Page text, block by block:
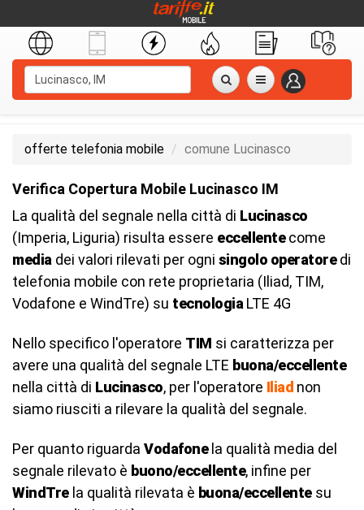
offerte telefonia mobile comune Lucinasco
Verifica Copertura Mobile Lucinasco IM
La qualità del segnale nella città di Lucinasco
(Imperia, Liguria) risulta essere eccellentecome
media dei valori rilevati per ogni singolo operatoredi
telefonia mobile con rete proprietaria (Iliad, TIM,
Vodafone e WindTre) su tecnologia LTE 4G
Nello specifico l'operatore TIM si caratterizza per
avere una qualità del segnale LTE buona/eccellente
nella città di Lucinasco, per l'operatore Iliad non
siamo riusciti a rilevare la qualità del segnale.
Per quanto riguarda Vodafonela qualità media del
segnale rilevato è buono/eccellente, infine per
WindTrela qualità rilevata è buona/eccellentesu